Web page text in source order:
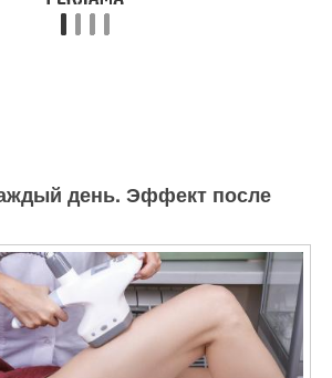
день. Эффект после